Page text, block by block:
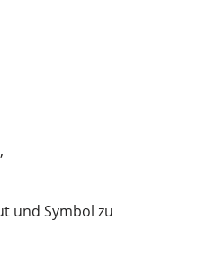
und Symbol zu